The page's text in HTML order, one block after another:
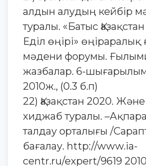
алдын алудың кейбір
туралы. «Батыс
Еділ өңірі»
мәдени форумы.
жазбалар. 6-
2010ж., (0.3 б.п)
22) Қазақстан 2020.
хиджаб туралы.
талдау орталығы /
бағалау. http://www.ia-
centr.ru/expert/9619